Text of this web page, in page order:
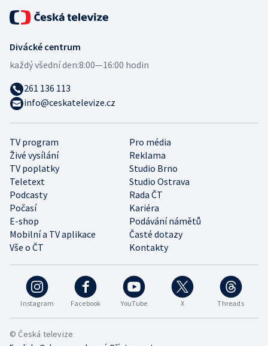
Instagram Facebook YouTube X Threads
TV program
Pro média
Živé vysílání
Reklama
TV poplatky
Studio Brno
Teletext
Studio Ostrava
Podcasty
Rada ČT
Počasí
Kariéra
E-shop
Podávání námětů
Mobilní a TV aplikace
Časté dotazy
Vše o ČT
Kontakty
Divácké centrum
každý všední den:8:00—16:00 hodin
261 136 113
info@ceskatelevize.cz
© Česká televize